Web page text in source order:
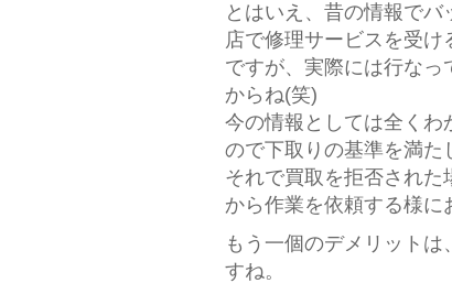
とはいえ、昔の情報で
店で修理サービスを受け
ですが、実際には行なっ
からね(笑)
今の情報としては全くわ
ので下取りの基準を満た
それで買取を拒否された
から作業を依頼する様に
もう一個のデメリット
すね。